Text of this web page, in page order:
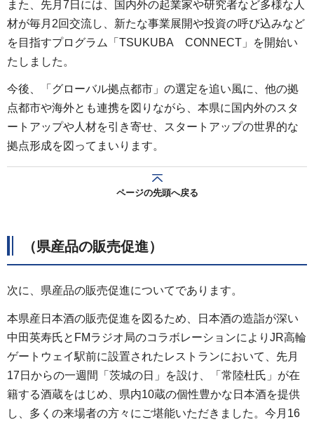
また、先月7日には、国内外の起業家や研究者など多様な人
材が毎月2回交流し、新たな事業展開や投資の呼び込みなど
を目指すプログラム「TSUKUBA
CONNECT」を開始い
たしました。
今後、「グローバル拠点都市」の選定を追い風に、他の拠
点都市や海外とも連携を図りながら、本県に国内外のスタ
ートアップや人材を引き寄せ、スタートアップの世界的な
拠点形成を図ってまいります。
ページの先頭へ戻る
（県産品の販売促進）
次に、県産品の販売促進についてであります。
本県産日本酒の販売促進を図るため、日本酒の造詣が深い
中田英寿氏とFMラジオ局のコラボレーションによりJR高輪
ゲートウェイ駅前に設置されたレストランにおいて、先月
17日からの一週間「茨城の日」を設け、「常陸杜氏」が在
籍する酒蔵をはじめ、県内10蔵の個性豊かな日本酒を提供
し、多くの来場者の方々にご堪能いただきました。今月16